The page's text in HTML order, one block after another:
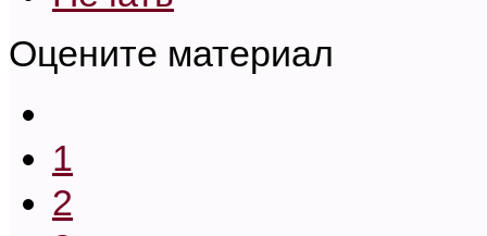
Оцените материал
1
2